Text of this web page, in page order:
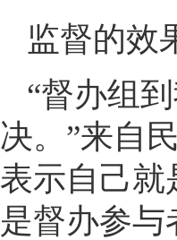
监督的效
“督办组
决。”来自
表示自己就
是督办参与